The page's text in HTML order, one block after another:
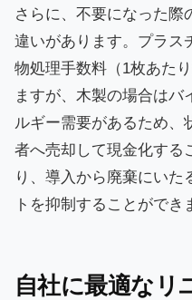
さらに、不要になった際
違いがあります。プラス
物処理手数料（1枚あた
ますが、木製の場合はバ
ルギー需要があるため、
者へ売却して現金化する
り、導入から廃棄にいた
トを抑制することができ
自社に最適なリ